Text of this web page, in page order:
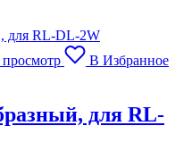
В Избранное
для RL-